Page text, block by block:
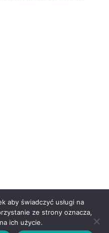
aby świadczyć usługi na
ze strony oznacza,
ich użycie.